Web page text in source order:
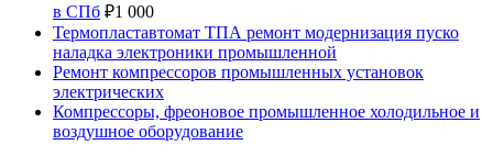
в СПб ₽1 000
Термопластавтомат ТПА ремонт модернизация пуско
наладка электроники промышленной
Ремонт компрессоров промышленных установок
электрических
Компрессоры, фреоновое промышленное холодильное и
воздушное оборудование